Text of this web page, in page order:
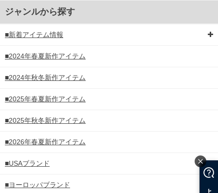
ジャンルから探す
■新着アイテム情報
■2024年春夏新作アイテム
■2024年秋冬新作アイテム
■2025年春夏新作アイテム
■2025年秋冬新作アイテム
■2026年春夏新作アイテム
■USAブランド
■ヨーロッパブランド